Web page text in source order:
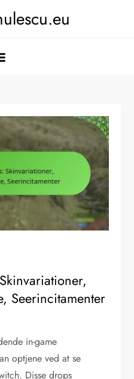
Seerincitamenter
in-game
optjene ved at se
Disse drops